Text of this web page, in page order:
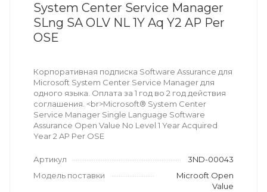
System Center Service Manager
SLng SA OLV NL 1Y Aq Y2 AP Per
OSE
Корпоративная подписка Software Assurance для
Microsoft System Center Service Manager для
одного языка. Оплата за 1 год во 2 год действия
соглашения. <br>Microsoft® System Center
Service Manager Single Language Software
Assurance Open Value No Level 1 Year Acquired
Year 2 AP Per OSE
Артикул
3ND-00043
Модель поставки
Microoft Open
Value